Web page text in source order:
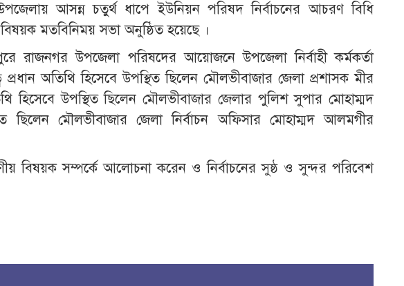
আসন্ন চতুর্থ ধাপে ইউনিয়ন পরিষদ নির্বাচনের আচরণ বিধি
মতবিনিময় সভা অনুষ্ঠিত হয়েছে ।
রাজনগর উপজেলা পরিষদের আয়োজনে উপজেলা নির্বাহী কর্মকর্তা
প্রধান অতিথি হিসেবে উপস্থিত ছিলেন মৌলভীবাজার জেলা প্রশাসক মীর
হিসেবে উপস্থিত ছিলেন মৌলভীবাজার জেলার পুলিশ সুপার মোহাম্মদ
ছিলেন মৌলভীবাজার জেলা নির্বাচন অফিসার মোহাম্মদ আলমগীর
বিষয়ক সম্পর্কে আলোচনা করেন ও নির্বাচনের সুষ্ঠ ও সুন্দর পরিবেশ